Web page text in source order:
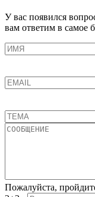
У вас появился
вам ответим в самое
Пожалуйста,